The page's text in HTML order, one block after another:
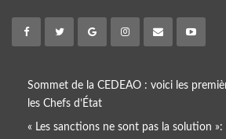
Sommet de la CEDEAO : voici les
les Chefs d’État
« Les sanctions ne sont pas la solution